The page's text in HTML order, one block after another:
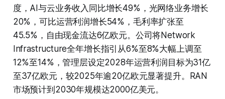
度，AI与云业务收入同比增长49%，光网络业务增长
20%，可比运营利润增长54%，毛利率扩张至
45.5%，自由现金流达6亿欧元。公司将Network
Infrastructure全年增长指引从6%至8%大幅上调至
12%至14%，管理层设定2028年运营利润目标为31亿
至37亿欧元，较2025年逾20亿欧元显著提升。RAN
市场预计到2030年规模达2000亿美元。